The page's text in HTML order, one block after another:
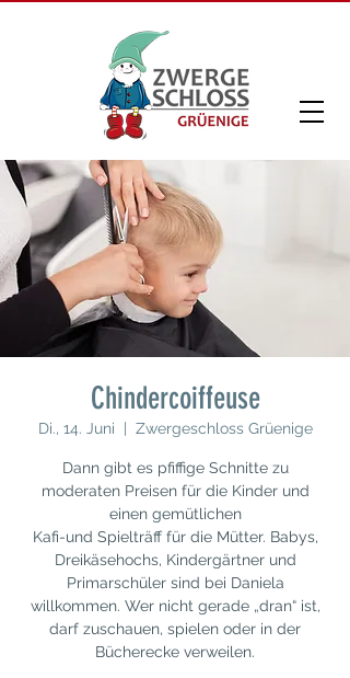
Chindercoiffeuse
Di., 14. Juni Zwergeschloss Grüenige
Dann gibt es pfiffige Schnitte zu
moderaten Preisen für die Kinder und
einen gemütlichen
Kafi-und Spielträff für die Mütter. Babys,
Dreikäsehochs, Kindergärtner und
Primarschüler sind bei Daniela
willkommen. Wer nicht gerade „dran“ ist,
darf zuschauen, spielen oder in der
Bücherecke verweilen.